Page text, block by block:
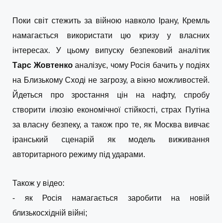
Поки світ стежить за війною навколо Ірану, Кремль
намагається використати цю кризу у власних
інтересах. У цьому випуску безпековий аналітик
Тарс Жовтенкоаналізує, чому Росія бачить у подіях
на Близькому Сході не загрозу, а вікно можливостей.
Йдеться про зростання цін на нафту, спробу
створити ілюзію економічної стійкості, страх Путіна
за власну безпеку, а також про те, як Москва вивчає
іранський сценарій як модель виживання
авторитарного режиму під ударами.
Також у відео:
- як Росія намагається заробити на новій
близькосхідній війні;